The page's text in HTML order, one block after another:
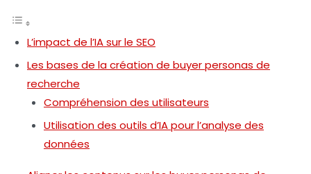
L’impact de l’IA sur le SEO
Les bases de la création de buyer personas de
recherche
Compréhension des utilisateurs
Utilisation des outils d’IA pour l’analyse des
données